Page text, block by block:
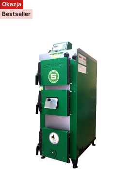
Okazja
Bestseller